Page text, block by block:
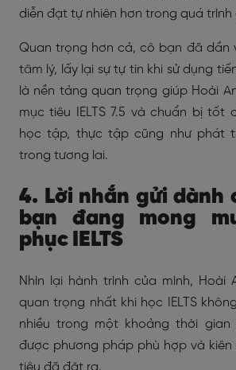
diễn đạt tự nhiên hơn trong quá trình
Quan trọng hơn cả, cô bạn đã dần
tâm lý, lấy lại sự tự tin khi sử dụng
là nền tảng quan trọng giúp Hoài
mục tiêu IELTS 7.5 và chuẩn bị tốt
học tập, thực tập cũng như phát
trong tương lai.
4. Lời nhắn gửi dành
bạn đang mong
phục IELTS
Nhìn lại hành trình của mình, Hoài
quan trọng nhất khi học IELTS
nhiều trong một khoảng thời
được phương pháp phù hợp và
tiêu đã đặt ra.